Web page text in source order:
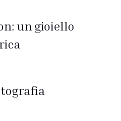
un gioiello